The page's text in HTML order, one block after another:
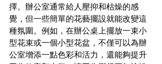
擇。辦公室通常給人壓抑和枯燥的感
覺，但一些簡單的花藝擺設就能改變這
種氛圍。例如，在辦公桌上擺放一束小
型花束或一個小型花盆，不僅可以為辦
公室增添一點色彩和活力，還能夠提升